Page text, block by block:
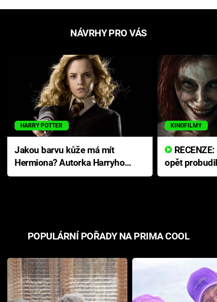
NÁVRHY PRO VÁS
HARRY POTTER
Jakou barvu kůže má mít
Hermiona? Autorka Harryho
Pottera přišla s ráznou
KINOFILMY
opět
přichází s
POPULÁRNÍ POŘADY NA PRIMA COOL